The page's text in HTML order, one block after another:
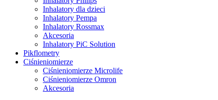
Inhalatory dla dzieci
Inhalatory Pempa
Inhalatory Rossmax
Akcesoria
Inhalatory PiC Solution
Pikflometry
Ciśnieniomierze
Ciśnieniomierze Microlife
Ciśnieniomierze Omron
Akcesoria